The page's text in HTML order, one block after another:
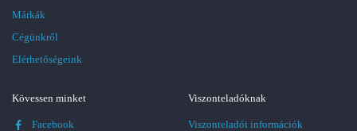
Márkák
Cégünkről
Elérhetőségeink
Kövessen minket
Facebook
Viszonteladóknak
Viszonteladói információk